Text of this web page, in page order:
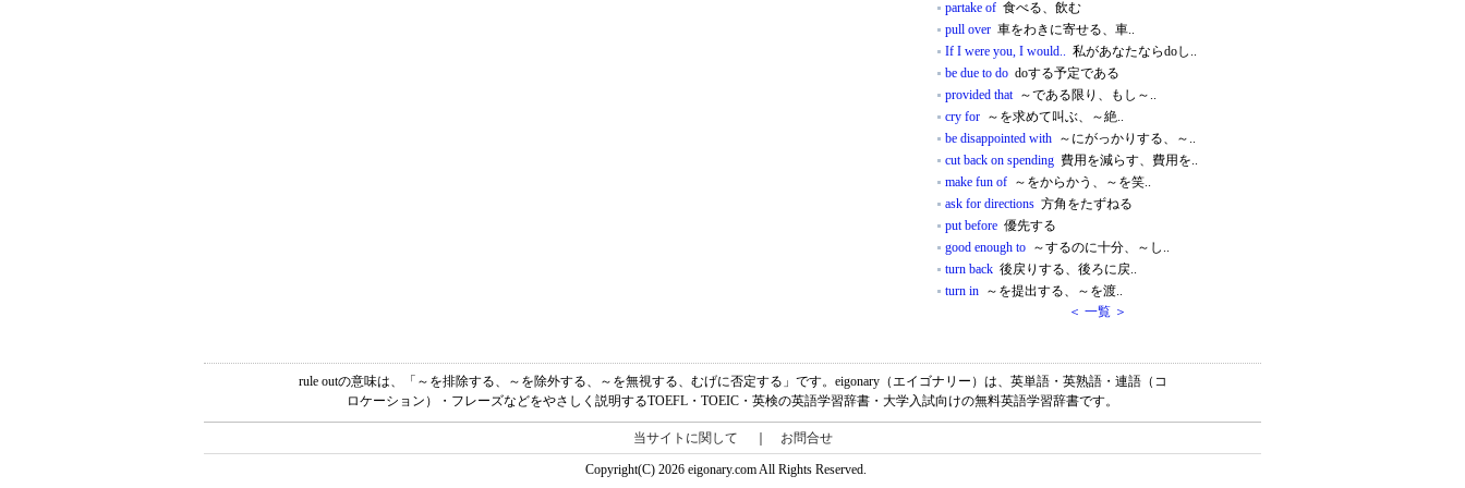
partake of 食べる、飲む
pull over 車をわきに寄せる、車..
If I were you, I would.. 私があなたならdoし..
be due to do doする予定である
provided that～である限り、もし～..
cry for ～を求めて叫ぶ、～絶..
be disappointed with ～にがっかりする、～..
cut back on spending 費用を減らす、費用を..
make fun of ～をからかう、～を笑..
ask for directions 方角をたずねる
put before 優先する
good enough to ～するのに十分、～し..
turn back 後戻りする、後ろに戻..
turn in ～を提出する、～を渡..
＜ 一覧 ＞
rule outの意味は、「～を排除する、～を除外する、～を無視する、むげに否定する」です。eigonary（エイゴナリー）は、英単語・英熟語・連語（コ
ロケーション）・フレーズなどをやさしく説明するTOEFL・TOEIC・英検の英語学習辞書・大学入試向けの無料英語学習辞書です。
当サイトに関して お問合せ
Copyright(C) 2026 eigonary.com All Rights Reserved.